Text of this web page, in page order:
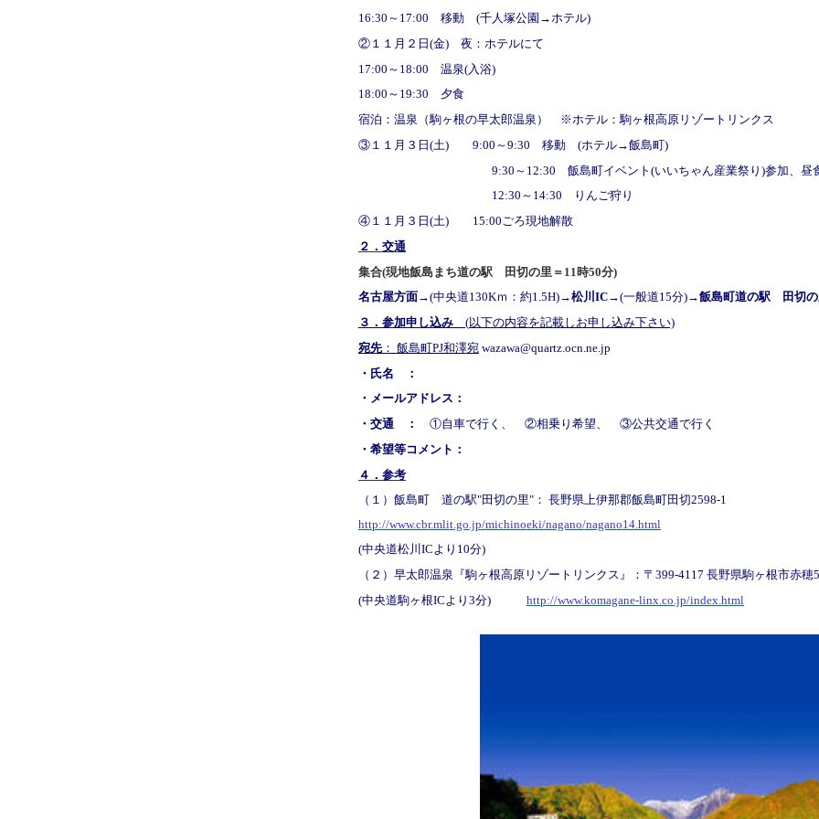
16:30～17:00 移動 (千人塚公園→ホテル)
②１１月２日(金) 夜：ホテルにて
17:00～18:00 温泉(入浴)
18:00～19:30 夕食
宿泊：温泉（駒ヶ根の早太郎温泉） ※ホテル：駒ヶ根高原リゾートリンクス
③１１月３日(土) 9:00～9:30 移動 (ホテル→飯島町)
9:30～12:30 飯島町イベント(いいちゃん産業祭り)参加、昼
12:30～14:30 りんご狩り
④１１月３日(土) 15:00ごろ現地解散
２．交通
集合(現地飯島まち道の駅 田切の里＝ 11時50分)
名古屋方面→(中央道130Kｍ：約1.5H)→松川IC→(一般道15分)→飯島町道の駅 田切
３．参加申し込み (以下の内容を記載しお申し込み下さい)
宛先： 飯島町PJ和澤宛 wazawa@quartz.ocn.ne.jp
・氏名 ：
・メールアドレス：
・交通 ： ①自車で行く、 ②相乗り希望、 ③公共交通で行く
・希望等コメント：
４．参考
（１）飯島町 道の駅"田切の里"： 長野県上伊那郡飯島町田切2598-1
http://www.cbr.mlit.go.jp/michinoeki/nagano/nagano14.html
(中央道松川ICより10分)
（２）早太郎温泉『駒ヶ根高原リゾートリンクス』：〒399-4117 長野県駒ヶ根市赤穂
(中央道駒ヶ根ICより3分) http://www.komagane-linx.co.jp/index.html